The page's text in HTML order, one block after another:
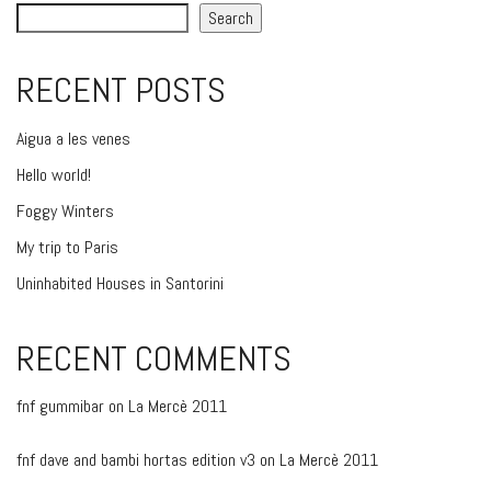
Search
RECENT POSTS
Aigua a les venes
Hello world!
Foggy Winters
My trip to Paris
Uninhabited Houses in Santorini
RECENT COMMENTS
fnf gummibar on La Mercè 2011
fnf dave and bambi hortas edition v3 on La Mercè 2011